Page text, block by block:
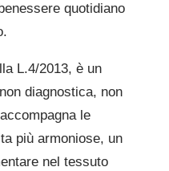
quotidiano
L.4/2013, è un
diagnostica, non
le
più armoniose, un
nel tessuto